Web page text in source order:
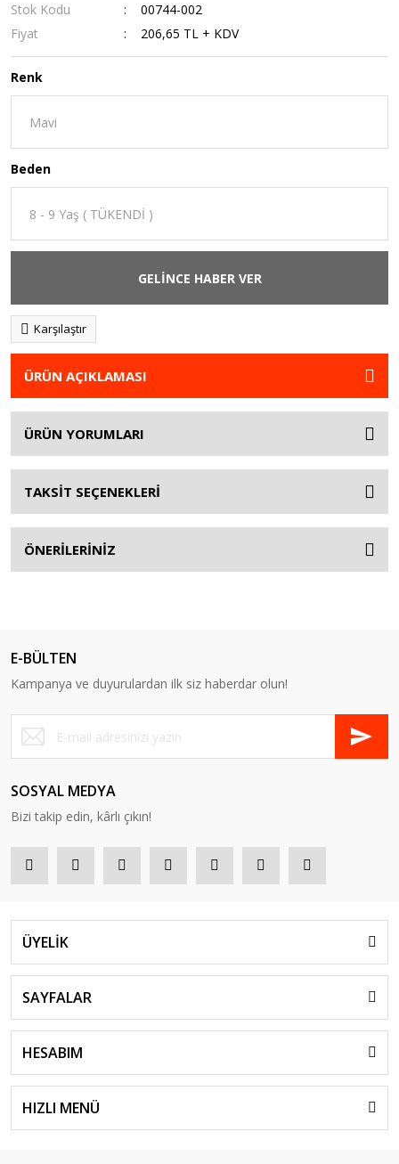
Stok Kodu
00744-002
Fiyat
206,65 TL + KDV
Renk
Beden
GELİNCE HABER VER
Karşılaştır
ÜRÜN AÇIKLAMASI
ÜRÜN YORUMLARI
TAKSİT SEÇENEKLERİ
ÖNERİLERİNİZ
E-BÜLTEN
Kampanya ve duyurulardan ilk siz haberdar olun!
SOSYAL MEDYA
Bizi takip edin, kârlı çıkın!
ÜYELİK
SAYFALAR
HESABIM
HIZLI MENÜ